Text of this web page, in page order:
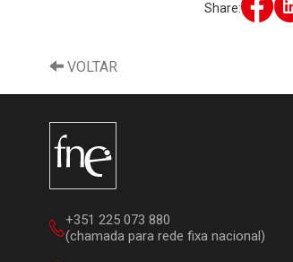
Share:
VOLTAR
+351 225 073 880
(chamada para rede fixa nacional)